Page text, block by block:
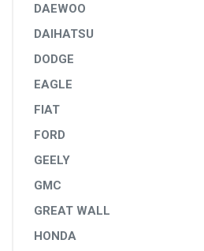
DAEWOO
DAIHATSU
DODGE
EAGLE
FIAT
FORD
GEELY
GMC
GREAT WALL
HONDA